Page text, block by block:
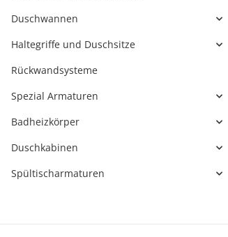
Duschwannen
Haltegriffe und Duschsitze
Rückwandsysteme
Spezial Armaturen
Badheizkörper
Duschkabinen
Spültischarmaturen